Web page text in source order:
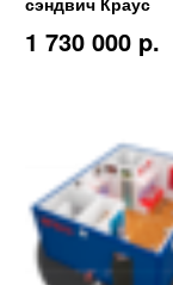
1 730 000 p.